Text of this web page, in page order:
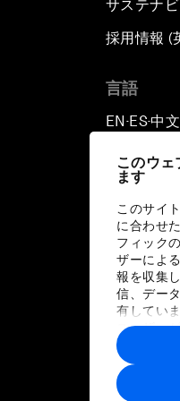
このウ
ます
このサイ
に合わせ
フィック
ザーによ
報を収集
信、デー
有してい
ユーザー
報や各パ
に収集さ
トナーに
す。
サステナ
採用情報 (
言語
EN ▪ ES▪中文